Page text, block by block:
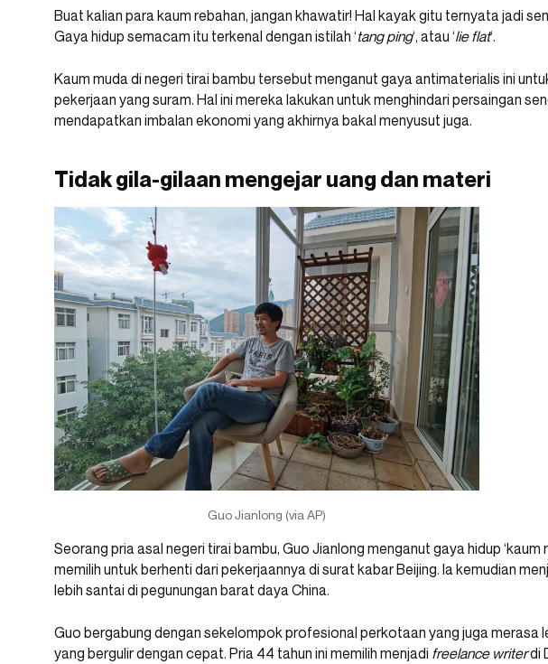
Buat kalian para kaum rebahan, jangan khawatir! Hal kayak gitu ternyata jadi
Gaya hidup semacam itu terkenal dengan istilah ‘tang ping‘, atau ‘lie flat‘.
Kaum muda di negeri tirai bambu tersebut menganut gaya antimaterialis ini
pekerjaan yang suram. Hal ini mereka lakukan untuk menghindari persaingan
mendapatkan imbalan ekonomi yang akhirnya bakal menyusut juga.
Tidak gila-gilaan mengejar uang dan materi
Guo Jianlong (via AP)
Seorang pria asal negeri tirai bambu, Guo Jianlong menganut gaya hidup ‘kaum
memilih untuk berhenti dari pekerjaannya di surat kabar Beijing. Ia kemudian
lebih santai di pegunungan barat daya China.
Guo bergabung dengan sekelompok profesional perkotaan yang juga merasa
yang bergulir dengan cepat. Pria 44 tahun ini memilih menjadi freelancewriterdi